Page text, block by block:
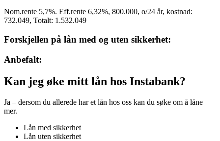
Nom.rente 5,7%. Eff.rente 6,32%, 800.000, o/24 år, kostnad:
732.049, Totalt: 1.532.049
Forskjellen på lån med og uten sikkerhet:
Anbefalt:
Kan jeg øke mitt lån hos Instabank?
Ja – dersom du allerede har et lån hos oss kan du søke om å låne
mer.
Lån med sikkerhet
Lån uten sikkerhet